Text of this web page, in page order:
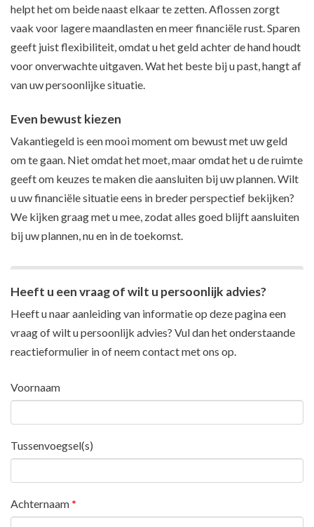
helpt het om beide naast elkaar te zetten. Aflossen zorgt
vaak voor lagere maandlasten en meer financiële rust. Sparen
geeft juist flexibiliteit, omdat u het geld achter de hand houdt
voor onverwachte uitgaven. Wat het beste bij u past, hangt af
van uw persoonlijke situatie.
Even bewust kiezen
Vakantiegeld is een mooi moment om bewust met uw geld
om te gaan. Niet omdat het moet, maar omdat het u de ruimte
geeft om keuzes te maken die aansluiten bij uw plannen. Wilt
u uw financiële situatie eens in breder perspectief bekijken?
We kijken graag met u mee, zodat alles goed blijft aansluiten
bij uw plannen, nu en in de toekomst.
Heeft u een vraag of wilt u persoonlijk advies?
Heeft u naar aanleiding van informatie op deze pagina een
vraag of wilt u persoonlijk advies? Vul dan het onderstaande
reactieformulier in of neemcontactmet ons op.
Voornaam
Tussenvoegsel(s)
Achternaam *